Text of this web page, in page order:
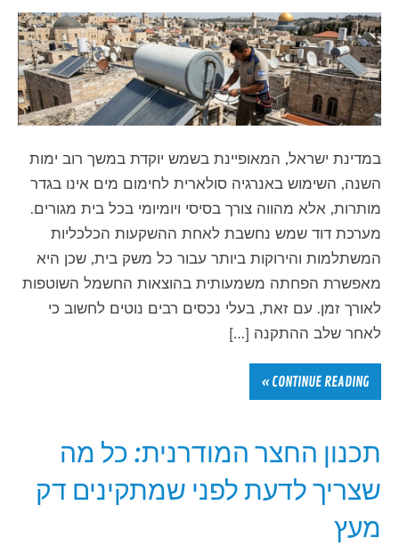
במדינת ישראל, המאופיינת בשמש יוקדת במשך רוב ימות
השנה, השימוש באנרגיה סולארית לחימום מים אינו בגדר
מותרות, אלא מהווה צורך בסיסי ויומיומי בכל בית מגורים.
מערכת דוד שמש נחשבת לאחת ההשקעות הכלכליות
המשתלמות והירוקות ביותר עבור כל משק בית, שכן היא
מאפשרת הפחתה משמעותית בהוצאות החשמל השוטפות
לאורך זמן. עם זאת, בעלי נכסים רבים נוטים לחשוב כי
לאחר שלב ההתקנה […]
CONTINUE READING »
תכנון החצר המודרנית: כל מה
שצריך לדעת לפני שמתקינים דק
מעץ